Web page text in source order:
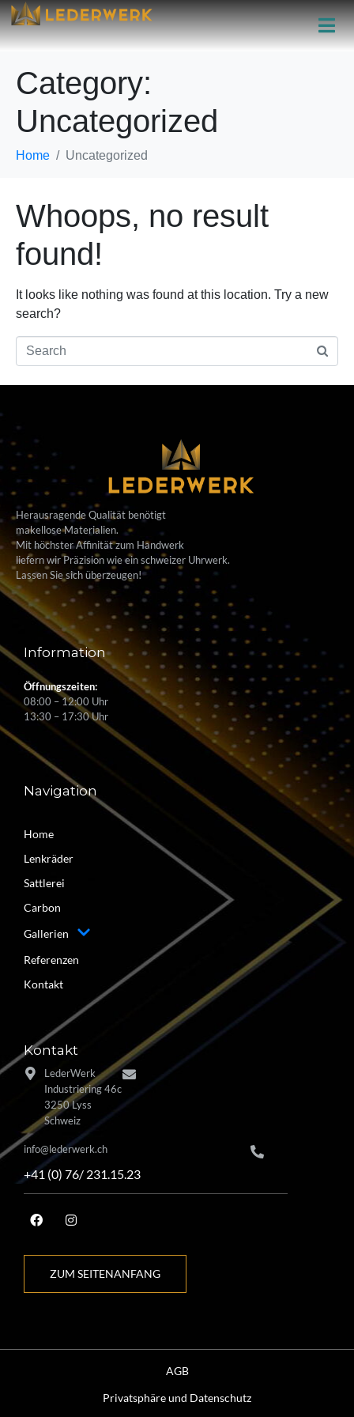
Category:
Uncategorized
Home Uncategorized
Whoops, no result
found!
It looks like nothing was found at this location. Try a new
search?
Herausragende Qualität benötigt
makellose Materialien.
Mit höchster Affinität zum Handwerk
liefern wir Präzision wie ein schweizer Uhrwerk.
Lassen Sie sich überzeugen!
Information
Öffnungszeiten:
08:00 – 12:00 Uhr
13:30 – 17:30 Uhr
Navigation
Home
Lenkräder
Sattlerei
Carbon
Gallerien
Referenzen
Kontakt
Kontakt
LederWerk
Industriering 46c
3250 Lyss
Schweiz
info@lederwerk.ch
+41 (0) 76/ 231.15.23
ZUM SEITENANFANG
AGB
Privatsphäre und Datenschutz